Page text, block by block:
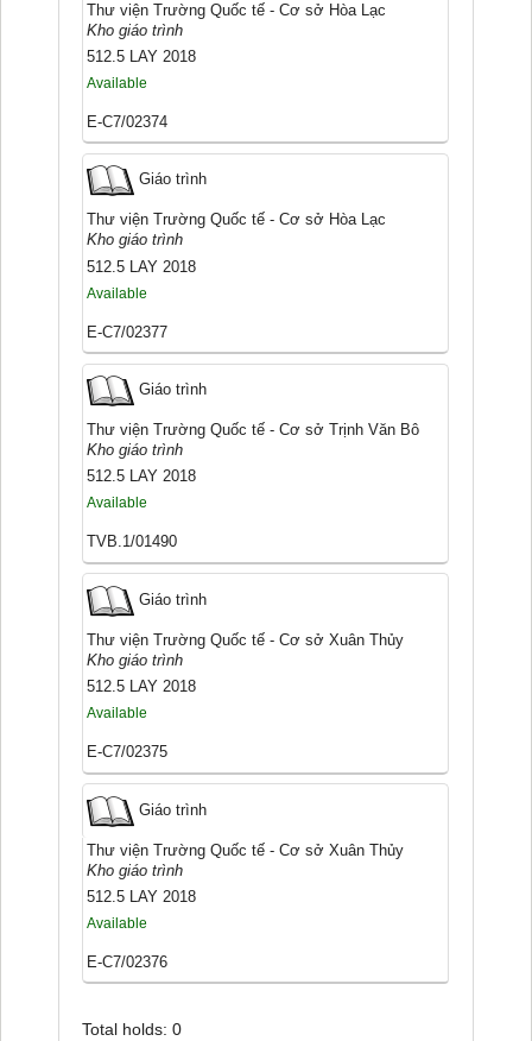
Thư viện Trường Quốc tế - Cơ sở Hòa Lạc
Kho giáo trình
512.5 LAY 2018
Available
E-C7/02374
Giáo trình
Thư viện Trường Quốc tế - Cơ sở Hòa Lạc
Kho giáo trình
512.5 LAY 2018
Available
E-C7/02377
Giáo trình
Thư viện Trường Quốc tế - Cơ sở Trịnh Văn Bô
Kho giáo trình
512.5 LAY 2018
Available
TVB.1/01490
Giáo trình
Thư viện Trường Quốc tế - Cơ sở Xuân Thủy
Kho giáo trình
512.5 LAY 2018
Available
E-C7/02375
Giáo trình
Thư viện Trường Quốc tế - Cơ sở Xuân Thủy
Kho giáo trình
512.5 LAY 2018
Available
E-C7/02376
Total holds: 0